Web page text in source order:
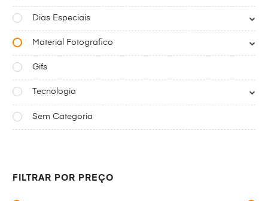
Dias Especiais
Material Fotografico
Gifs
Tecnologia
Sem Categoria
FILTRAR POR PREÇO